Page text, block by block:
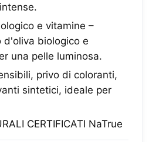
e vitamine –
d'oliva biologico e
una pelle luminosa.
privo di coloranti,
sintetici, ideale per
CERTIFICATI NaTrue